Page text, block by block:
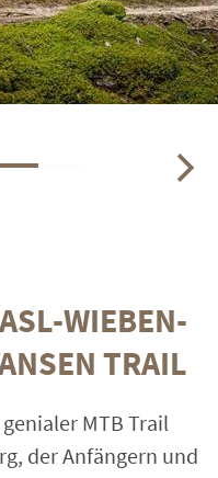
WIEBEN-
TRAIL
MTB Trail
der Anfängern und